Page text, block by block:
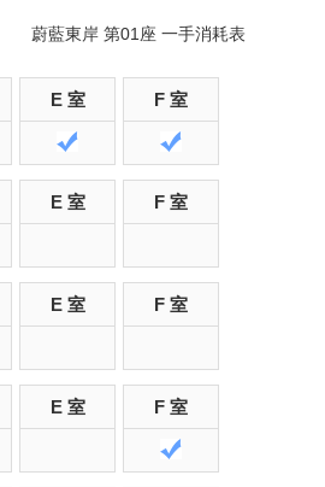
蔚藍東岸 第01座 一手消耗表
E 室 F 室
E 室 F 室
E 室 F 室
E 室 F 室